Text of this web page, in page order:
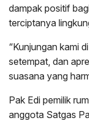
dampak positif
terciptanya
“Kunjungan kami
setempat, dan
suasana yang
Pak Edi pemilik
anggota Satgas